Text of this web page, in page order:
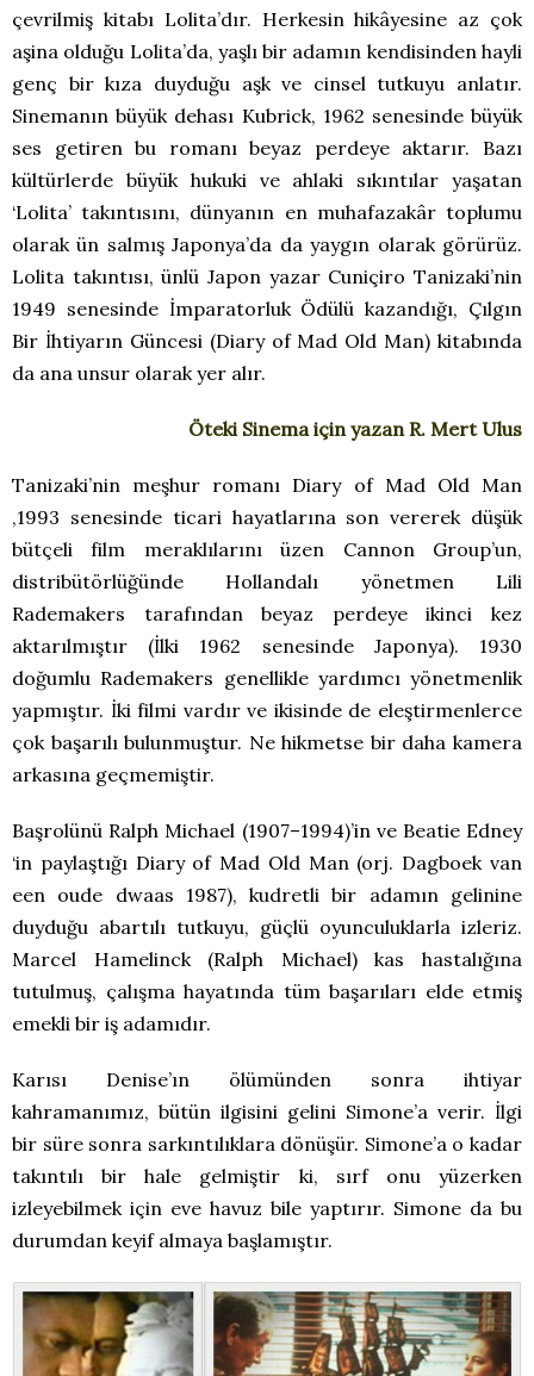
çevrilmiş kitabı Lolita’dır. Herkesin hikâyesine az çok
aşina olduğu Lolita’da, yaşlı bir adamın kendisinden hayli
genç bir kıza duyduğu aşk ve cinsel tutkuyu anlatır.
Sinemanın büyük dehası Kubrick, 1962 senesinde büyük
ses getiren bu romanı beyaz perdeye aktarır. Bazı
kültürlerde büyük hukuki ve ahlaki sıkıntılar yaşatan
‘Lolita’ takıntısını, dünyanın en muhafazakâr toplumu
olarak ün salmış Japonya’da da yaygın olarak görürüz.
Lolita takıntısı, ünlü Japon yazar Cuniçiro Tanizaki’nin
1949 senesinde İmparatorluk Ödülü kazandığı, Çılgın
Bir İhtiyarın Güncesi (Diary of Mad Old Man) kitabında
da ana unsur olarak yer alır.
Öteki Sinema için yazan R. Mert Ulus
Tanizaki’nin meşhur romanı Diary of Mad Old Man
,1993 senesinde ticari hayatlarına son vererek düşük
bütçeli film meraklılarını üzen Cannon Group’un,
distribütörlüğünde Hollandalı yönetmen Lili
Rademakers tarafından beyaz perdeye ikinci kez
aktarılmıştır (İlki 1962 senesinde Japonya). 1930
doğumlu Rademakers genellikle yardımcı yönetmenlik
yapmıştır. İki filmi vardır ve ikisinde de eleştirmenlerce
çok başarılı bulunmuştur. Ne hikmetse bir daha kamera
arkasına geçmemiştir.
Başrolünü Ralph Michael (1907–1994)’in ve Beatie Edney
‘in paylaştığı Diary of Mad Old Man (orj. Dagboek van
een oude dwaas 1987), kudretli bir adamın gelinine
duyduğu abartılı tutkuyu, güçlü oyunculuklarla izleriz.
Marcel Hamelinck (Ralph Michael) kas hastalığına
tutulmuş, çalışma hayatında tüm başarıları elde etmiş
emekli bir iş adamıdır.
Karısı Denise’ın ölümünden sonra ihtiyar
kahramanımız, bütün ilgisini gelini Simone’a verir. İlgi
bir süre sonra sarkıntılıklara dönüşür. Simone’a o kadar
takıntılı bir hale gelmiştir ki, sırf onu yüzerken
izleyebilmek için eve havuz bile yaptırır. Simone da bu
durumdan keyif almaya başlamıştır.